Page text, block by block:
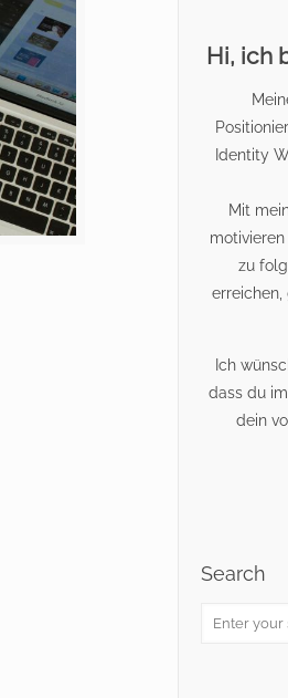
Hi, ich
Identity
Mit
motivieren
zu
Ich
dass du
dein
Search